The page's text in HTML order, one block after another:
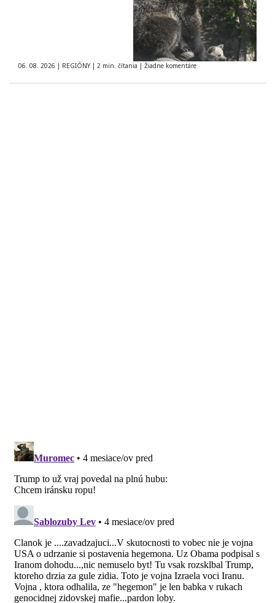
06. 08. 2026 | REGIÓNY | 2 min. čítania | Žiadne komentáre